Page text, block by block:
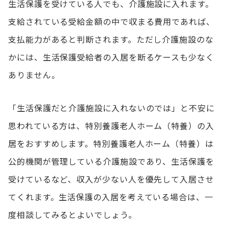
生活保護を受けている人でも、介護施設に入れます。
支給されている受給金額の中で収まる費用であれば、
支払能力があると判断されます。ただし介護施設のな
かには、生活保護受給者の入居を断るケースも少なく
ありません。
「生活保護だと介護施設に入れないのでは」と不安に
思われている方は、特別養護老人ホーム（特養）の入
居をおすすめします。特別養護老人ホーム（特養）は
公的機関が管理している介護施設であり、生活保護を
受けているなど、収入が少ない人を優先して入居させ
てくれます。生活保護の入居を考えている場合は、一
度相談してみるとよいでしょう。